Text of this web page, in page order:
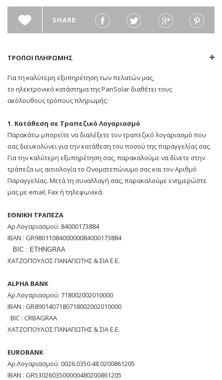
SHARE:
ΤΡΟΠΟΙ ΠΛΗΡΩΜΗΣ
Για τη καλύτερη εξυπηρέτηση των πελατών μας,
το ηλεκτρονικό κατάστημα της PanSolar διαθέτει τους
ακόλουθους τρόπους πληρωμής:
1. Κατάθεση σε Τραπεζικό Λογαριασμό
Παρακάτω μπορείτε να διαλέξετε τον τραπεζικό λογαριασμό που
σας διευκολύνει για την κατάθεση του ποσού της παραγγελίας σας.
Για την καλύτερη εξυπηρέτηση σας, παρακαλούμε να δίνετε στην
τράπεζα ως αιτιολογία το Ονοματεπώνυμο σας και τον Αριθμό
Παραγγελίας. Μετά τη συναλλαγή σας, παρακαλούμε ενημερώστε
μας με email, Fax ή τηλεφωνικά.
ΕΘΝΙΚΗ ΤΡΑΠΕΖΑ
Αρ.Λογαριασμού: 84000173884
ΙΒΑΝ : GR9801108400000084000173884
BIC : ETHNGRAA
ΧΑΤΖΟΠΟΥΛΟΣ ΠΑΝΑΓΙΩΤΗΣ & ΣΙΑ Ε.Ε.
ALPHA BANK
Αρ.Λογαριασμού: 718002002010000
ΙΒΑΝ : GR8901407180718002002010000
BIC : CRBAGRAA
ΧΑΤΖΟΠΟΥΛΟΣ ΠΑΝΑΓΙΩΤΗΣ & ΣΙΑ Ε.Ε.
EUROBANK
Αρ.Λογαριασμού: 0026.0350.48.0200861205
ΙΒΑΝ : GR5302603500000480200861205